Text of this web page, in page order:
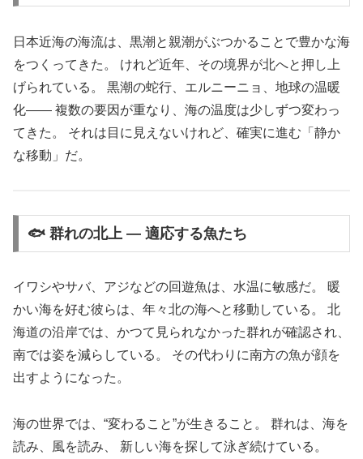
日本近海の海流は、黒潮と親潮がぶつかることで豊かな海
をつくってきた。 けれど近年、その境界が北へと押し上
げられている。 黒潮の蛇行、エルニーニョ、地球の温暖
化―― 複数の要因が重なり、海の温度は少しずつ変わっ
てきた。 それは目に見えないけれど、確実に進む「静か
な移動」だ。
🐟 群れの北上 ― 適応する魚たち
イワシやサバ、アジなどの回遊魚は、水温に敏感だ。 暖
かい海を好む彼らは、年々北の海へと移動している。 北
海道の沿岸では、かつて見られなかった群れが確認され、
南では姿を減らしている。 その代わりに南方の魚が顔を
出すようになった。
海の世界では、“変わること”が生きること。 群れは、海を
読み、風を読み、 新しい海を探して泳ぎ続けている。